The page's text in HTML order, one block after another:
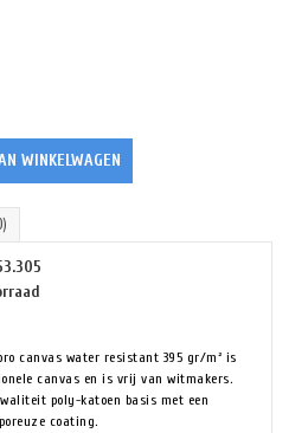
WINKELWAGEN
canvas water resistant 395 gr/m² is
canvas en is vrij van witmakers.
poly-katoen basis met een
coating.